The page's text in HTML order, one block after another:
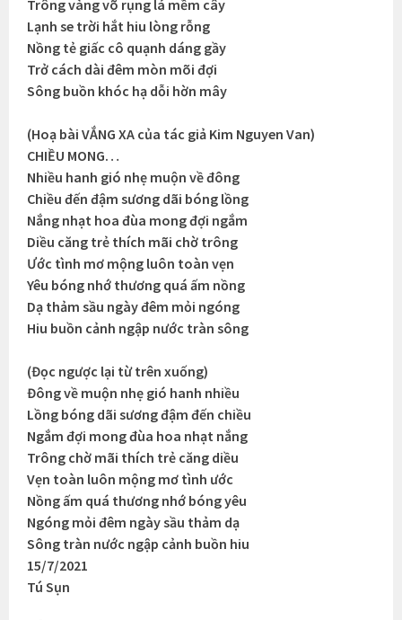
Trông vàng võ rụng lá mềm cây
Lạnh se trời hắt hiu lòng rỗng
Nồng tẻ giấc cô quạnh dáng gầy
Trở cách dài đêm mòn mõi đợi
Sông buồn khóc hạ dỗi hờn mây
(Hoạ bài VẮNG XA của tác giả Kim Nguyen Van)
CHIỀU MONG…
Nhiều hanh gió nhẹ muộn về đông
Chiều đến đậm sương dãi bóng lồng
Nắng nhạt hoa đùa mong đợi ngắm
Diều căng trẻ thích mãi chờ trông
Ước tình mơ mộng luôn toàn vẹn
Yêu bóng nhớ thương quá ấm nồng
Dạ thảm sầu ngày đêm mỏi ngóng
Hiu buồn cảnh ngập nước tràn sông
(Đọc ngược lại từ trên xuống)
Đông về muộn nhẹ gió hanh nhiều
Lồng bóng dãi sương đậm đến chiều
Ngắm đợi mong đùa hoa nhạt nắng
Trông chờ mãi thích trẻ căng diều
Vẹn toàn luôn mộng mơ tình ước
Nồng ấm quá thương nhớ bóng yêu
Ngóng mỏi đêm ngày sầu thảm dạ
Sông tràn nước ngập cảnh buồn hiu
15/7/2021
Tú Sụn